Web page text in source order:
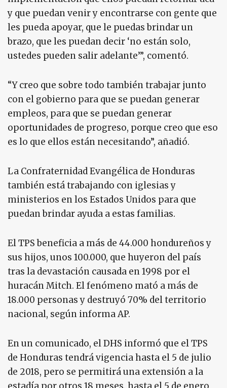
y que puedan venir y encontrarse con gente que
les pueda apoyar, que le puedas brindar un
brazo, que les puedan decir ‘no están solo,
ustedes pueden salir adelante’”, comentó.
“Y creo que sobre todo también trabajar junto
con el gobierno para que se puedan generar
empleos, para que se puedan generar
oportunidades de progreso, porque creo que eso
es lo que ellos están necesitando”, añadió.
La Confraternidad Evangélica de Honduras
también está trabajando con iglesias y
ministerios en los Estados Unidos para que
puedan brindar ayuda a estas familias.
El TPS beneficia a más de 44.000 hondureños y
sus hijos, unos 100.000, que huyeron del país
tras la devastación causada en 1998 por el
huracán Mitch. El fenómeno mató a más de
18.000 personas y destruyó 70% del territorio
nacional, según informa AP.
En un comunicado, el DHS informó que el TPS
de Honduras tendrá vigencia hasta el 5 de julio
de 2018, pero se permitirá una extensión a la